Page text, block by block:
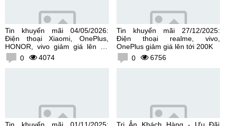
Tin khuyến mãi 04/05/2026:
Điện thoại Xiaomi, OnePlus,
HONOR, vivo giảm giá lên tới
300K0 4074
Tin khuyến mãi 27/12/2025:
Điện thoại realme, vivo,
OnePlus giảm giá lên tới 200K
0
6756
Tin khuyến mãi 01/11/2025:
Tri Ân Khách Hàng - Ưu Đãi